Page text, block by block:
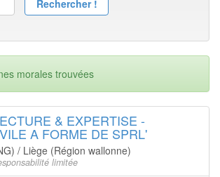
morales trouvées
& EXPERTISE -
A FORME DE SPRL'
/ Liège (Région wallonne)
limitée